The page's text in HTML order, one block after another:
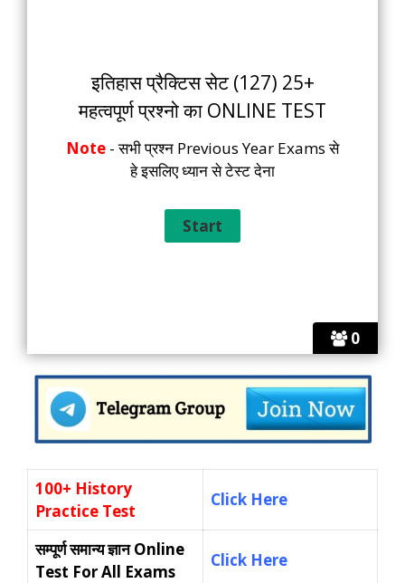
0
इतिहास प्रैक्टिस सेट (127) 25+
महत्वपूर्ण प्रश्नो का ONLINE TEST
Note - सभी प्रश्न Previous Year Exams से
हे इसलिए ध्यान से टेस्ट देना
100+ History
Practice Test
Click Here
सम्पूर्ण समान्य ज्ञानOnline
Test For All Exams
Click Here